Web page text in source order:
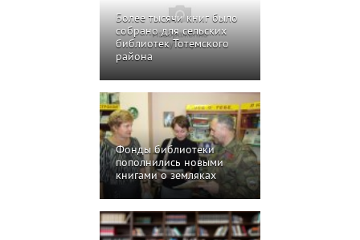
Более тысячи книг было
собрано для сельских
библиотек Тотемского
района
Фонды библиотеки
пополнились новыми
книгами о земляках